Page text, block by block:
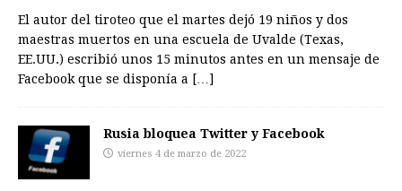
El autor del tiroteo que el martes dejó 19 niños y dos
maestras muertos en una escuela de Uvalde (Texas,
EE.UU.) escribió unos 15 minutos antes en un mensaje de
Facebook que se disponía a […]
Rusia bloquea Twitter y Facebook
viernes 4 de marzo de 2022